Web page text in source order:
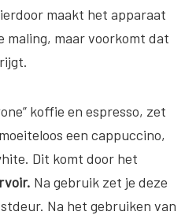
maakt het apparaat
maling, maar voorkomt dat
koffie en espresso, zet
een cappuccino,
Dit komt door het
Na gebruik zet je deze
Na het gebruiken van